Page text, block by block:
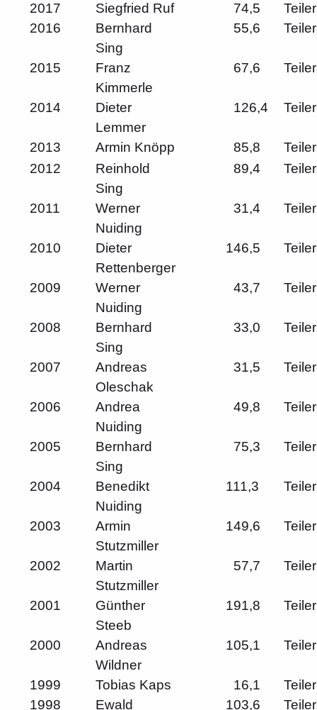
2017 Siegfried Ruf 74,5
Teiler
2016
Bernhard
Sing
55,6 Teiler
2015
Franz
Kimmerle
67,6 Teiler
2014
Dieter
Lemmer
126,4 Teiler
2013 Armin Knöpp 85,8
Teiler
2012
Reinhold
Sing
89,4 Teiler
2011
Werner
Nuiding
31,4 Teiler
2010
Dieter
Rettenberger
146,5 Teiler
2009
Werner
Nuiding
43,7 Teiler
2008
Bernhard
Sing
33,0 Teiler
2007
Andreas
Oleschak
31,5 Teiler
2006
Andrea
Nuiding
49,8 Teiler
2005
Bernhard
Sing
75,3 Teiler
2004
Benedikt
Nuiding
111,3 Teiler
2003
Armin
Stutzmiller
149,6 Teiler
2002
Martin
Stutzmiller
57,7 Teiler
2001
Günther
Steeb
191,8 Teiler
2000
Andreas
Wildner
105,1 Teiler
1999 Tobias Kaps 16,1
Teiler
1998
Ewald 103,6 Teiler